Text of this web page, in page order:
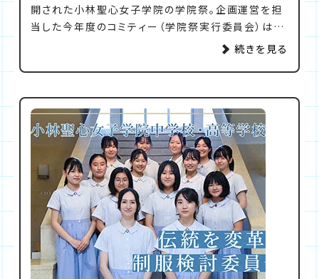
開された小林聖心女子学院の学院祭。企画運営を担
当した今年度のコミティー（学院祭実行委員会）は、
小・中・高の12学年全員が共に集う『Students’
and See Day』といった恒例の2日間に加えて、卒業
生や旧教職員の方々をお招きする『Homecoming
Day』を3日目に実施。小林聖心の伝統やつながりを
喜び合うとともに、明るい未来に期待を寄せ合う100
周年の学院祭を作り上げました。コミティーが主体的
に取り組み、小林聖心らしさがあふれる学院祭を、メ
ンバーの思いと共に紹介します。
続きを見る